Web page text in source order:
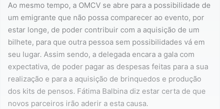
Ao mesmo tempo, a OMCV se abre para a possibilidade de
um emigrante que não possa comparecer ao evento, por
estar longe, de poder contribuir com a aquisição de um
bilhete, para que outra pessoa sem possibilidades vá em
seu lugar. Assim sendo, a delegada encara a gala com
expectativa, de poder pagar as despesas feitas para a sua
realização e para a aquisição de brinquedos e produção
dos kits de pensos. Fátima Balbina diz estar certa de que
novos parceiros irão aderir a esta causa.